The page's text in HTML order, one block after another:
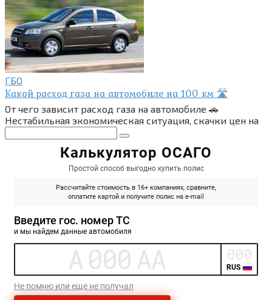
ГБО
Какой расход газа на автомобиле на 100 км 🛣
От чего зависит расход газа на автомобиле 🚗
Нестабильная экономическая ситуация, скачки цен на
Поиск: